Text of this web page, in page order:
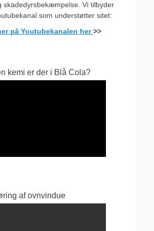
skadedyrsbekæmpelse. Vi tilbyder
som understøtter sitet:
på Youtubekanalen her>>
kemi er der i Blå Cola?
af ovnvindue